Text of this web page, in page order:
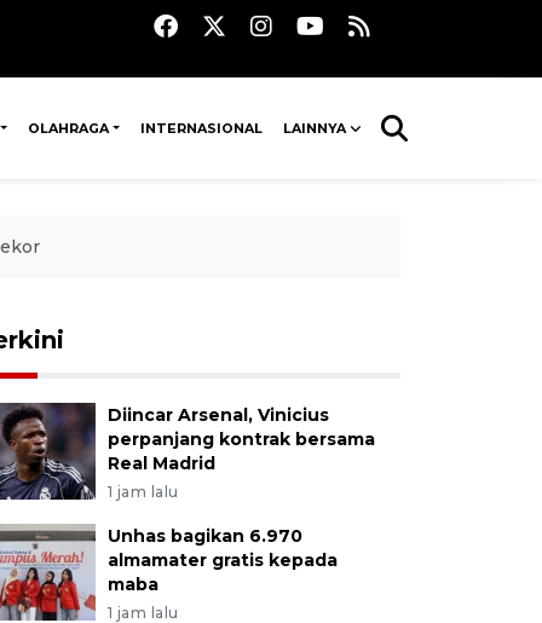
OLAHRAGA INTERNASIONAL LAINNYA
Diincar Arsenal, Vinicius
perpanjang kontrak bersama
Real Madrid
1 jam lalu
Unhas bagikan 6.970
almamater gratis kepada
maba
1 jam lalu